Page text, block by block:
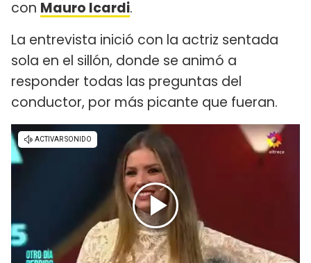
con Mauro Icardi.
La entrevista inició con la actriz sentada
sola en el sillón, donde se animó a
responder todas las preguntas del
conductor, por más picante que fueran.